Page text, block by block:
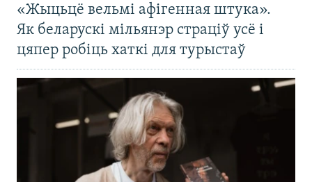
«Жыцьцё вельмі афігенная штука».
Як беларускі мільянэр страціў усё і
цяпер робіць хаткі для турыстаў